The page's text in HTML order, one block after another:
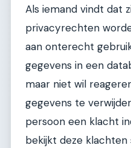
Als iemand vindt dat
privacyrechten
aan onterecht
gegevens in een
maar niet wil
gegevens te
persoon een klacht
bekijkt deze klachten